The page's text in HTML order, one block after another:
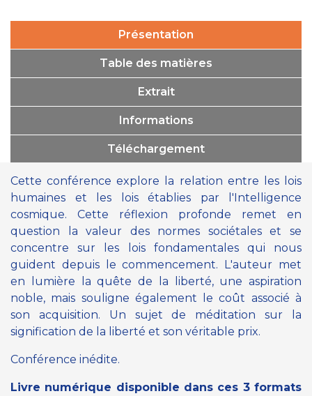
Présentation
Table des matières
Extrait
Informations
Téléchargement
Cette conférence explore la relation entre les lois
humaines et les lois établies par l'Intelligence
cosmique. Cette réflexion profonde remet en
question la valeur des normes sociétales et se
concentre sur les lois fondamentales qui nous
guident depuis le commencement. L'auteur met
en lumière la quête de la liberté, une aspiration
noble, mais souligne également le coût associé à
son acquisition. Un sujet de méditation sur la
signification de la liberté et son véritable prix.
Conférence inédite.
Livre numérique disponible dans ces 3 formats